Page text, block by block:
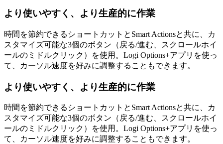
より使いやすく、より生産的に作業
時間を節約できるショートカットとSmart Actionsと共に、カ
スタマイズ可能な3個のボタン（戻る/進む、スクロールホイ
ールのミドルクリック）を使用。Logi Options+アプリを使っ
て、カーソル速度を好みに調整することもできます。
より使いやすく、より生産的に作業
時間を節約できるショートカットとSmart Actionsと共に、カ
スタマイズ可能な3個のボタン（戻る/進む、スクロールホイ
ールのミドルクリック）を使用。Logi Options+アプリを使っ
て、カーソル速度を好みに調整することもできます。